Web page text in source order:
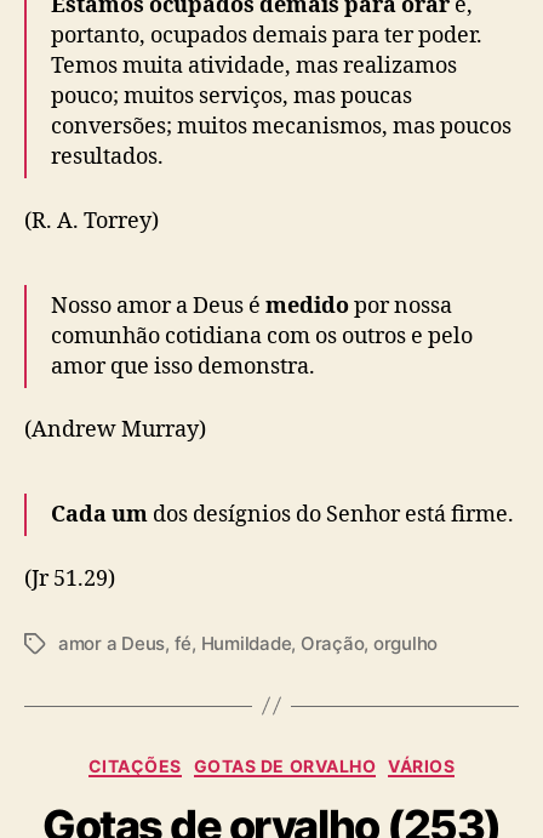
Estamos ocupados demais para orar e,
portanto, ocupados demais para ter poder.
Temos muita atividade, mas realizamos
pouco; muitos serviços, mas poucas
conversões; muitos mecanismos, mas poucos
resultados.
(R. A. Torrey)
Nosso amor a Deus é medidopor nossa
comunhão cotidiana com os outros e pelo
amor que isso demonstra.
(Andrew Murray)
Cada um dos desígnios do Senhorestá firme.
(Jr 51.29)
T
amor a Deus, fé, Humildade, Oração, orgulho
C
t
CITAÇÕES GOTAS DE ORVALHO VÁRIOS
Gotas de orvalho (253)